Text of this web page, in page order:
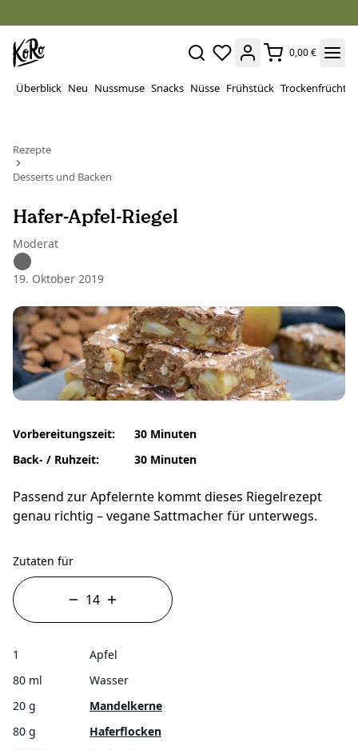
0,00 €
Überblick Neu Nussmuse Snacks Nüsse Frühstück Trockenfrüchte
Rezepte
Desserts und Backen
Hafer-Apfel-Riegel
Moderat
19. Oktober 2019
Vorbereitungszeit:
Back- / Ruhzeit:
30 Minuten
30 Minuten
Passend zur Apfelernte kommt dieses Riegelrezept
genau richtig – vegane Sattmacher für unterwegs.
Zutaten für
1
Apfel
80 ml
Wasser
20 g
Mandelkerne
80 g
Haferflocken